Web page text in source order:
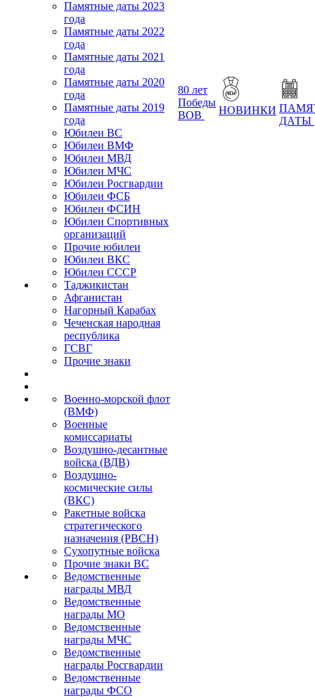
Памятные даты 2023
года
Памятные даты 2022
года
Памятные даты 2021
года
Памятные даты 2020
года
Памятные даты 2019
года
Юбилеи ВС
Юбилеи ВМФ
Юбилеи МВД
Юбилеи МЧС
Юбилеи Росгвардии
Юбилеи ФСБ
Юбилеи ФСИН
Юбилеи Спортивных
организаций
Прочие юбилеи
Юбилеи ВКС
Юбилеи СССР
Таджикистан
Афганистан
Нагорный Карабах
Чеченская народная
республика
ГСВГ
Прочие знаки
Военно-морской флот
(ВМФ)
Военные
комиссариаты
Воздушно-десантные
войска (ВДВ)
Воздушно-
космические силы
(ВКС)
Ракетные войска
стратегического
назначения (РВСН)
Сухопутные войска
Прочие знаки ВС
Ведомственные
награды МВД
Ведомственные
награды МО
Ведомственные
награды МЧС
Ведомственные
награды Росгвардии
Ведомственные
награды ФСО
80 лет
Победы
ВОВ
НОВИНКИ
ДАТЫ